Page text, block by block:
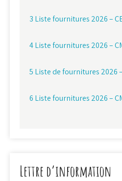
3 Liste fournitures 2026 –
4 Liste fournitures 2026 –
5 Liste de fournitures 2026
6 Liste fournitures 2026 –
Lettre d’information